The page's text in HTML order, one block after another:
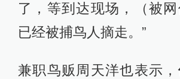
了，等到达现场，（被
已经被捕鸟人摘走。”
兼职鸟贩周天洋也表示，